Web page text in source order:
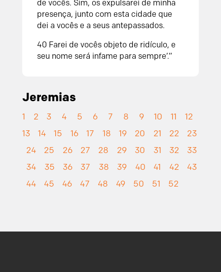
de vocês. Sim, os expulsarei de minha
presença, junto com esta cidade que
dei a vocês e a seus antepassados.
40 Farei de vocês objeto de ridículo, e
seu nome será infame para sempre’.”
Jeremias
1 2 3 4 5 6 7 8 9 10 11
12
13
14 15 16 17 18 19 20 21 22
23
24
25 26 27 28 29 30 31 32
33
34
35 36 37 38 39 40 41 42
43
44
45 46 47 48 49 50 51 52